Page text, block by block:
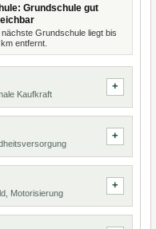
Grundschule gut
nächste Grundschule liegt bis
entfernt.
Kaufkraft
Motorisierung